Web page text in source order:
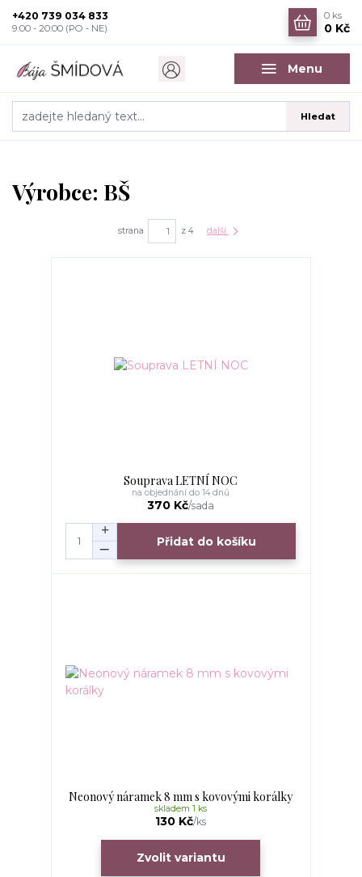
Menu
Hledat
+420 739 034 833
9:00 - 20:00 (PO - NE)
0 ks
0 Kč
Výrobce: BŠ
strana z 4 další
Souprava LETNÍ NOC
370 Kč/sada
na objednání do 14 dnů
Přidat do košíku
Neonový náramek 8 mm s kovovými korálky
130 Kč/ks
skladem 1 ks
Zvolit variantu